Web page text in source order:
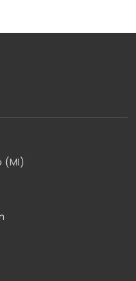
(MI)